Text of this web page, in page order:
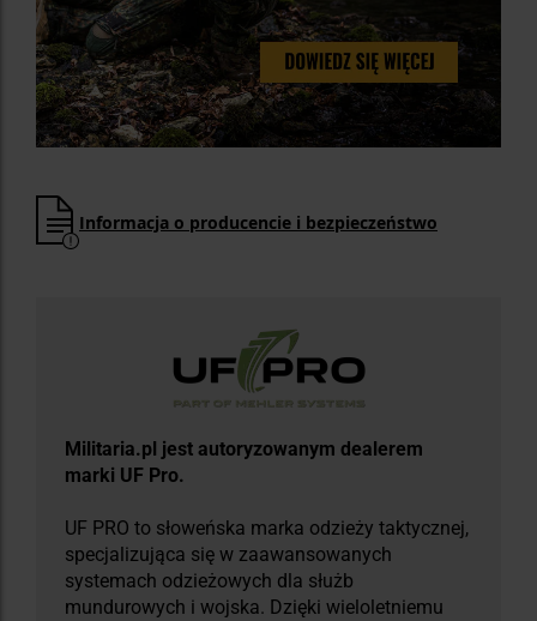
Informacja o producencie i bezpieczeństwo
Militaria.pl jest autoryzowanym dealerem
marki UF Pro.
UF PRO to słoweńska marka odzieży taktycznej,
specjalizująca się w zaawansowanych
systemach odzieżowych dla służb
mundurowych i wojska. Dzięki wieloletniemu